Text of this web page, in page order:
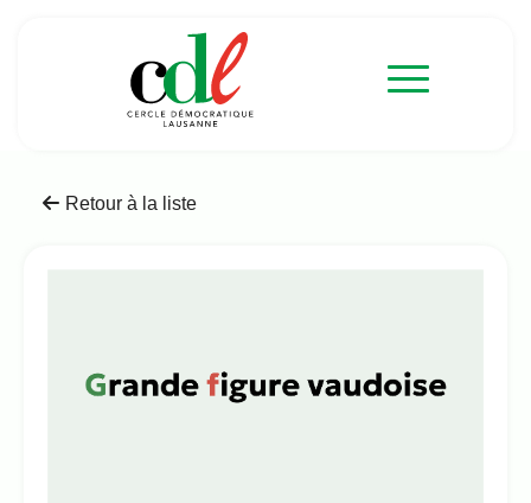
Retour à la liste